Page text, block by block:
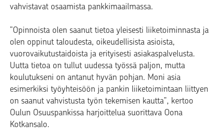
vahvistavat osaamista pankkimaailmassa.
”Opinnoista olen saanut tietoa yleisesti liiketoiminnasta ja
olen oppinut taloudesta, oikeudellisista asioista,
vuorovaikutustaidoista ja erityisesti asiakaspalvelusta.
Uutta tietoa on tullut uudessa työssä paljon, mutta
koulutukseni on antanut hyvän pohjan. Moni asia
esimerkiksi työyhteisöön ja pankin liiketoimintaan liittyen
on saanut vahvistusta työn tekemisen kautta”, kertoo
Oulun Osuuspankissa harjoittelua suorittava Oona
Kotkansalo.